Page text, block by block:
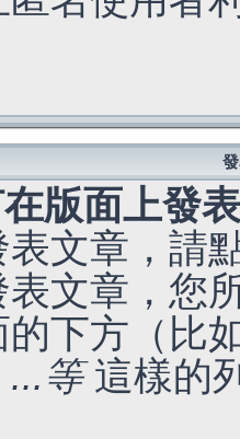
版面上發
文章，請
表文章，您
的下方（比
...等這樣的